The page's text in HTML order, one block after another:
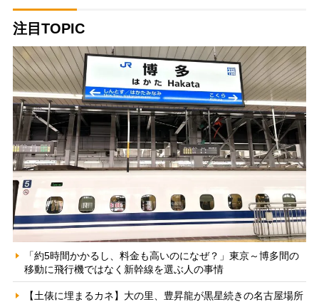
注目TOPIC
「約5時間かかるし、料金も高いのになぜ？」東京～博多間の
移動に飛行機ではなく新幹線を選ぶ人の事情
【土俵に埋まるカネ】大の里、豊昇龍が黒星続きの名古屋場所